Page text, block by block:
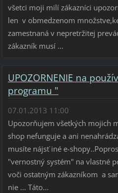
všetci moji milí zákazníci
len v obmedzenom
zamestnaná v nepretržitej
zákazník musí ...
UPOZORNENIE na
programu "
07.01.2013 11:00
Upozorňujem všetkých mojich
shop nefunguje a ani
musíte nájsť iné e-
"vernostný systém" na vlastné
voči ostatným zákazníkom a
nie ... Táto...